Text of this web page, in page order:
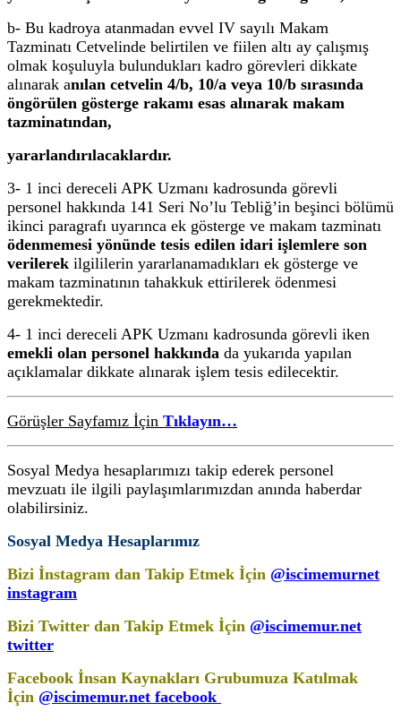
b- Bu kadroya atanmadan evvel IV sayılı Makam
Tazminatı Cetvelinde belirtilen ve fiilen altı ay çalışmış
olmak koşuluyla bulundukları kadro görevleri dikkate
alınarak anılan cetvelin 4/b, 10/a veya 10/b sırasında
öngörülen gösterge rakamı esas alınarak makam
tazminatından,
yararlandırılacaklardır.
3- 1 inci dereceli APK Uzmanı kadrosunda görevli
personel hakkında 141 Seri No’lu Tebliğ’in beşinci bölümü
ikinci paragrafı uyarınca ek gösterge ve makam tazminatı
ödenmemesi yönünde tesis edilen idari işlemlere son
verilerek ilgililerin yararlanamadıkları ek gösterge ve
makam tazminatının tahakkuk ettirilerek ödenmesi
gerekmektedir.
4- 1 inci dereceli APK Uzmanı kadrosunda görevli iken
emekli olan personel hakkında da yukarıda yapılan
açıklamalar dikkate alınarak işlem tesis edilecektir.
Görüşler Sayfamız İçin Tıklayın…
Sosyal Medya hesaplarımızı takip ederek personel
mevzuatı ile ilgili paylaşımlarımızdan anında haberdar
olabilirsiniz.
Sosyal Medya Hesaplarımız
Bizi İnstagram dan Takip Etmek İçin @iscimemurnet
instagram
Bizi Twitter dan Takip Etmek İçin @iscimemur.net
twitter
Facebook İnsan Kaynakları Grubumuza Katılmak
İçin @iscimemur.net facebook